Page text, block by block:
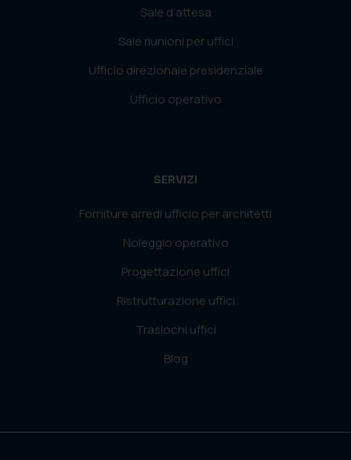
Sale d’attesa
Sale riunioni per uffici
Ufficio direzionale presidenziale
Ufficio operativo
SERVIZI
Forniture arredi ufficio per architetti
Noleggio operativo
Progettazione uffici
Ristrutturazione uffici
Traslochi uffici
Blog